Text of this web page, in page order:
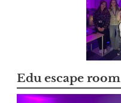
Edu escape room